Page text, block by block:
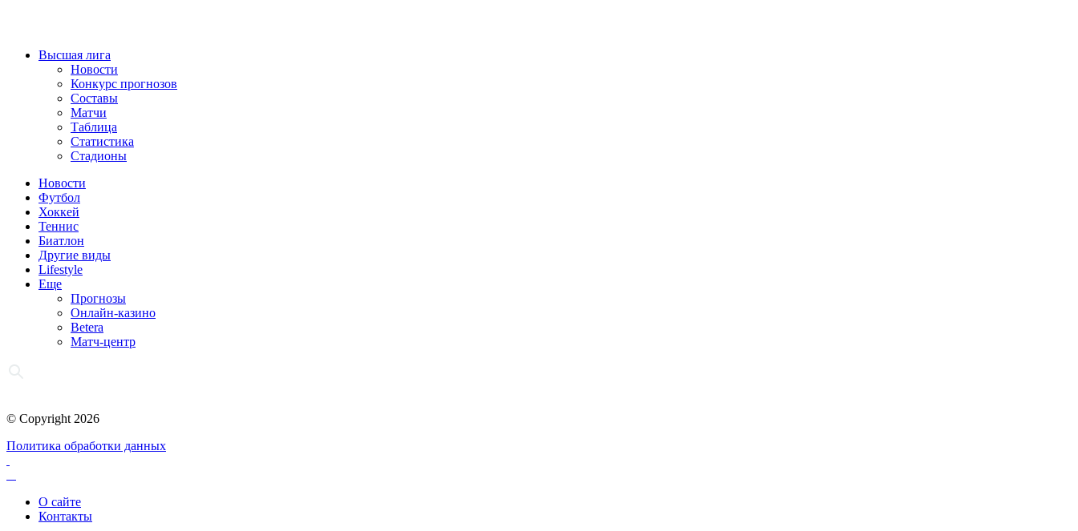
Высшая лига
Новости
Конкурс прогнозов
Составы
Матчи
Таблица
Статистика
Стадионы
Новости
Футбол
Хоккей
Теннис
Биатлон
Другие виды
Lifestyle
Еще
Прогнозы
Онлайн-казино
Betera
Матч-центр
© Copyright 2026
Политика обработки данных
О сайте
Контакты